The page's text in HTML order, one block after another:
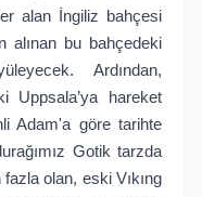
alan İngiliz bahçesi
alınan bu bahçedeki
Ardından,
Uppsala’ya hareket
Adam'a göre tarihte
Gotik tarzda
olan, eski Vıkıng